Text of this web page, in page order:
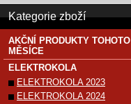
Kategorie zboží
AKČNÍ PRODUKTY TOHOTO
MĚSÍCE
ELEKTROKOLA
ELEKTROKOLA 2023
ELEKTROKOLA 2024